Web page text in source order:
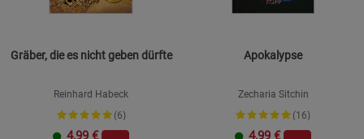
Gräber, die es nicht geben dürfte
Reinhard Habeck
(6)
4,99 €
Apokalypse
Zecharia Sitchin
(16)
4,99 €